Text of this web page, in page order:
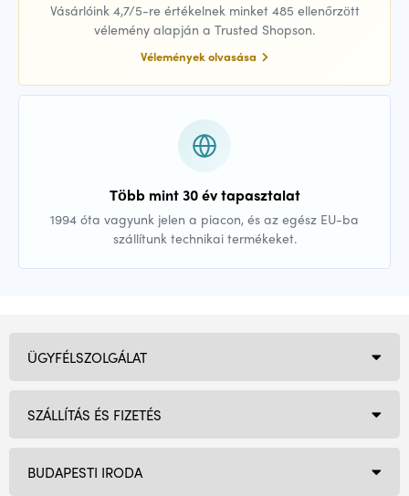
Vásárlóink 4,7/5-re értékelnek minket 485 ellenőrzött
vélemény alapján a Trusted Shopson.
Vélemények olvasása
Több mint 30 év tapasztalat
1994 óta vagyunk jelen a piacon, és az egész EU-ba
szállítunk technikai termékeket.
BUDAPESTI IRODA
ÜGYFÉLSZOLGÁLAT
SZÁLLÍTÁS ÉS FIZETÉS